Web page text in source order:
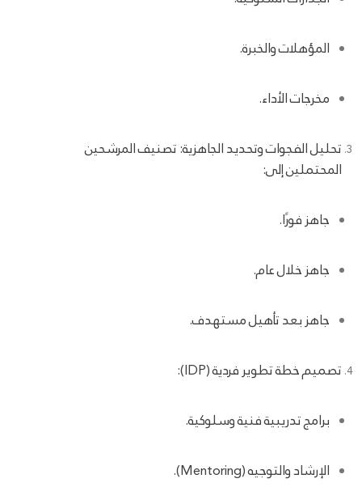
المؤهلات والخبرة.
مخرجات الأداء.
تحليل الفجوات وتحديد الجاهزية: تصنيف المرشحين
المحتملين إلى:
جاهز فورًا.
جاهز خلال عام.
جاهز بعد تأهيل مستهدف.
تصميم خطة تطوير فردية (IDP):
برامج تدريبية فنية وسلوكية.
الإرشاد والتوجيه (Mentoring).